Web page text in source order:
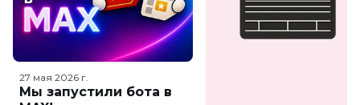
27 мая 2026 г.
Мы запустили бота в